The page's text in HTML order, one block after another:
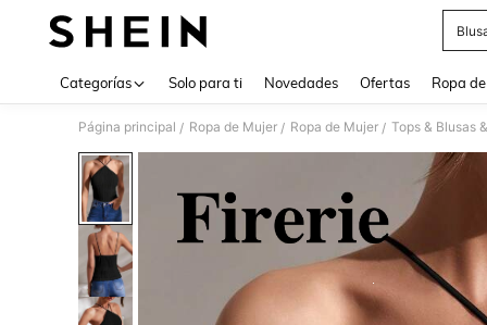
Categorías Solo para ti Novedades Ofertas Ropa
Página principal / Ropa de Mujer / Ropa de Mujer / Tops & Blusas